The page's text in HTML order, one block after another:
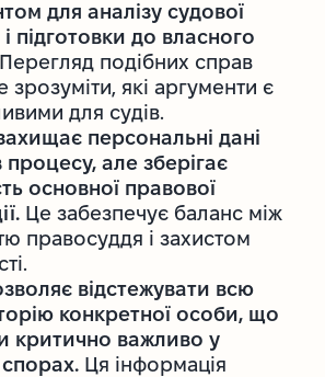
для аналізу судової
підготовки до власного
подібних справ
які аргументи є
для судів.
персональні дані
процесу, але зберігає
основної правової
Це забезпечує баланс між
правосуддя і захистом
відстежувати всю
конкретної особи, що
критично важливо у
Ця інформація